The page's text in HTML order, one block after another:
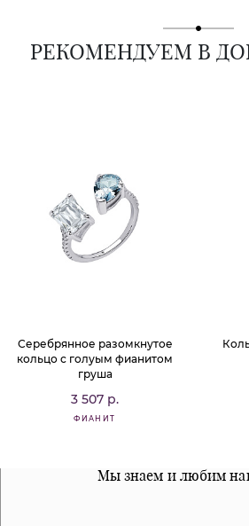
РЕКОМЕНДУЕМ В
Серебрянное разомкнутое
кольцо с голуым фианитом
груша
3 507 р.
ФИАНИТ
Мы знаем и любим
Все наши материалы
Примерка перед